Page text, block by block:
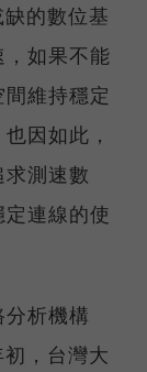
的數位基
如果不能
維持穩定
因如此，
測速數
連線的使
析機構
，台灣大